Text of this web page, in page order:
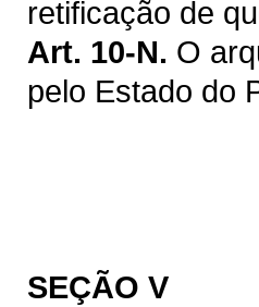
retificação de
Art. 10-N. O
pelo Estado do
SEÇÃO V